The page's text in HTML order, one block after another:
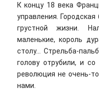
К концу 18 века
управления.
грустной жизни.
маленькие, король
столу… Стрельба-
голову отрубили, и
революция не очень-
нами.